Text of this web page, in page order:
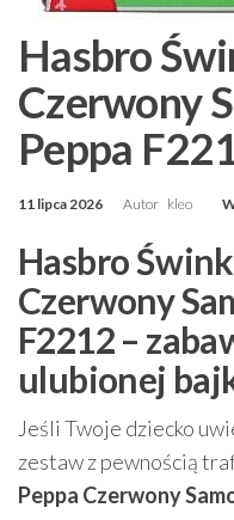
Hasbro
Czerwony
Peppa
11 lipca 2026 Autor kleo
Hasbro
Czerwony
F2212 –
ulubionej
Jeśli Twoje dziecko
zestaw z pewnością
Peppa Czerwony